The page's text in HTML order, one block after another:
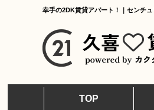
幸手の2DK賃貸アパート！｜センチ
TOP